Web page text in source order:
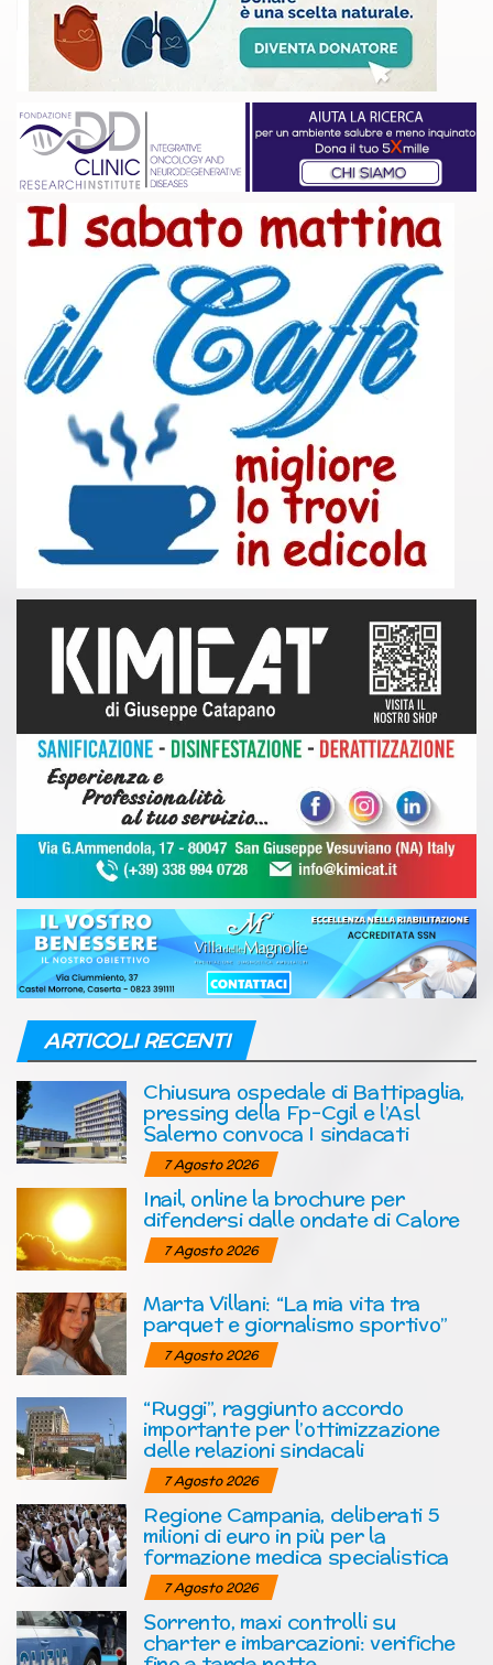
ARTICOLI RECENTI
Chiusura ospedale di Battipaglia,
pressing della Fp-Cgil e l’Asl
Salerno convoca I sindacati
7 Agosto 2026
Inail, online la brochure per
difendersi dalle ondate di Calore
7 Agosto 2026
Marta Villani: “La mia vita tra
parquet e giornalismo sportivo”
7 Agosto 2026
“Ruggi”, raggiunto accordo
importante per l’ottimizzazione
delle relazioni sindacali
7 Agosto 2026
Regione Campania, deliberati 5
milioni di euro in più per la
formazione medica specialistica
7 Agosto 2026
Sorrento, maxi controlli su
charter e imbarcazioni: verifiche